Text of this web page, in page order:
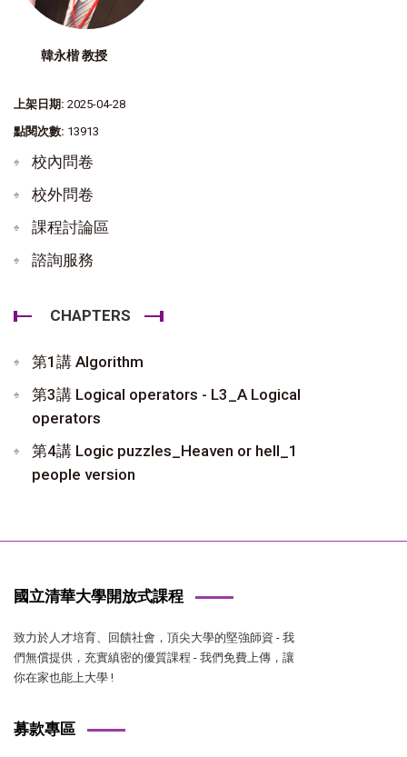
韓永楷 教授
上架日期: 2025-04-28
點閱次數: 13913
校內問卷
校外問卷
課程討論區
諮詢服務
CHAPTERS
第1講 Algorithm
第3講 Logical operators - L3_A Logical
operators
第4講 Logic puzzles_Heaven or hell_1
people version
國立清華大學開放式課程
致力於人才培育、回饋社會，頂尖大學的堅強師資 - 我
們無償提供，充實縝密的優質課程 - 我們免費上傳，讓
你在家也能上大學 !
募款專區